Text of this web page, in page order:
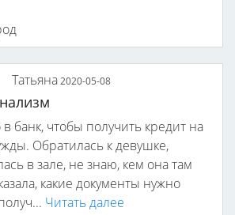
Татьяна2020-05-08
банк, чтобы получить кредит на
Обратилась к девушке,
в зале, не знаю, кем она там
какие документы нужно
Читать далее